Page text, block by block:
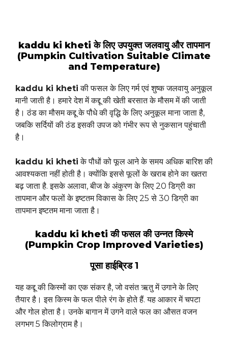
kaddu ki kheti के लिए उपयुक्त जलवायु और तापमान
(Pumpkin Cultivation Suitable Climate
and Temperature)
kaddu ki kheti की फसल के लिए गर्म एवं शुष्क जलवायु अनुकूल
मानी जाती है। हमारे देश में कद्दू की खेती बरसात के मौसम में की जाती
है। ठंड का मौसम कद्दू के पौधे की वृद्धि के लिए अनुकूल माना जाता है,
जबकि सर्दियों की ठंड इसकी उपज को गंभीर रूप से नुकसान पहुंचाती
है।
kaddu ki kheti के पौधों को फूल आने के समय अधिक बारिश की
आवश्यकता नहीं होती है। क्योंकि इससे फूलों के खराब होने का खतरा
बढ़ जाता है. इसके अलावा, बीज के अंकुरण के लिए 20 डिग्री का
तापमान और फलों के इष्टतम विकास के लिए 25 से 30 डिग्री का
तापमान इष्टतम माना जाता है।
kaddu ki kheti की फसल की उन्नत किस्मे
(Pumpkin Crop Improved Varieties)
पूसा हाईब्रिड 1
यह कद्दू की किस्मों का एक संकर है, जो वसंत ऋतु में उगाने के लिए
तैयार है। इस किस्म के फल पीले रंग के होते हैं. यह आकार में चपटा
और गोल होता है। उनके बागान में उगने वाले फल का औसत वजन
लगभग 5 किलोग्राम है।